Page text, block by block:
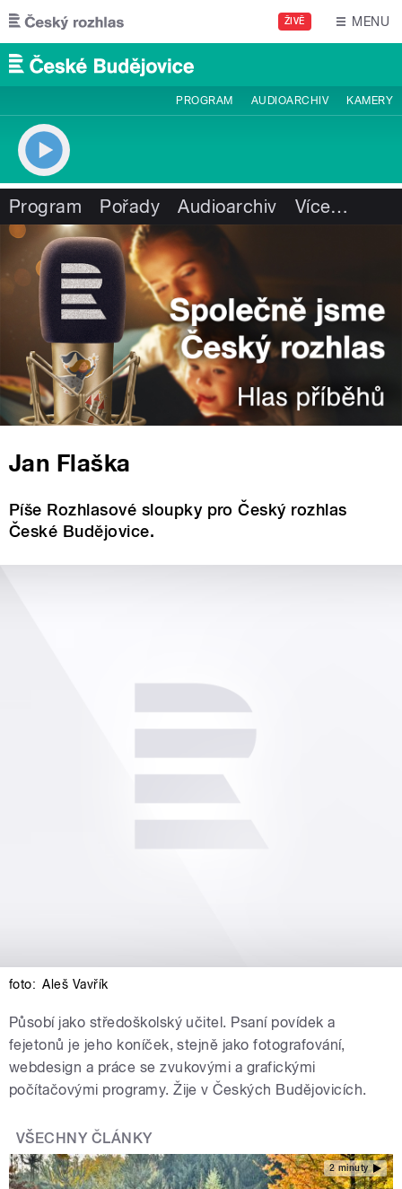
Přejít k hlavnímu obsahu
ŽIVĚ MENU
PROGRAM AUDIOARCHIV KAMERY
Program Pořady Audioarchiv Více…
Jan Flaška
Píše Rozhlasové sloupky pro Český rozhlas
České Budějovice.
foto: Aleš Vavřík
Působí jako středoškolský učitel. Psaní povídek a
fejetonů je jeho koníček, stejně jako fotografování,
webdesign a práce se zvukovými a grafickými
počítačovými programy. Žije v Českých Budějovicích.
VŠECHNY ČLÁNKY
2 minuty